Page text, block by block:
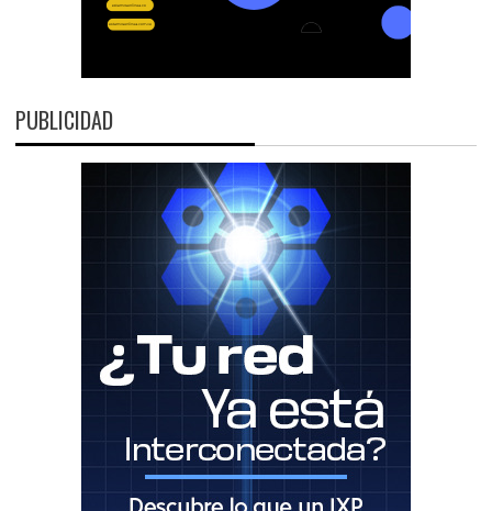
PUBLICIDAD